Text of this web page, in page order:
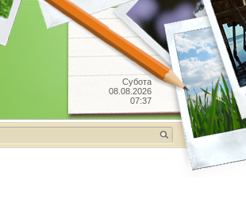
Субота
08.08.2026
07:37